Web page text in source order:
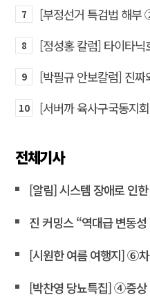
7
8 [정성홍 칼럼] 타이타닉
9
10
전체기사
[알림] 시스템 장애로 인
진 커밍스 “역대급 변동성 한국
[시원한 여름 여행지] ⑥차갑고
[박찬영 당뇨특집] ④증상 없이